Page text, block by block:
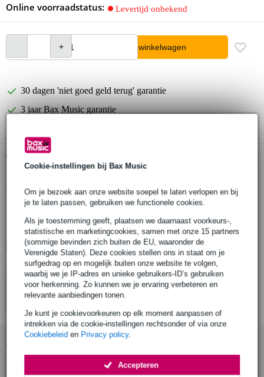
Cookie-instellingen bij Bax Music
Om je bezoek aan onze website soepel te laten verlopen en bij
je te laten passen, gebruiken we functionele cookies.
Als je toestemming geeft, plaatsen we daarnaast voorkeurs-,
statistische en marketingcookies, samen met onze 15 partners
(sommige bevinden zich buiten de EU, waaronder de
Verenigde Staten). Deze cookies stellen ons in staat om je
surfgedrag op en mogelijk buiten onze website te volgen,
waarbij we je IP-adres en unieke gebruikers-ID’s gebruiken
voor herkenning. Zo kunnen we je ervaring verbeteren en
relevante aanbiedingen tonen.
Je kunt je cookievoorkeuren op elk moment aanpassen of
intrekken via de cookie-instellingen rechtsonder of via onze
Cookiebeleid en Privacy policy.
Accepteren
Online voorraadstatus: Levertijd onbekend
In winkelwagen
30 dagen 'niet goed geld terug' garantie
3 jaar Bax Music garantie
Gratis ophalen in de winkel
Productinformatie
inclusief print
geschikt voor kanaal 4
Bekijk alle productspecificaties
Bekijk ook eens (4)
Accessoires (1)